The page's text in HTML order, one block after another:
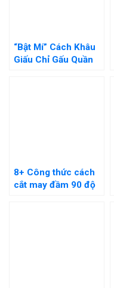
“Bật Mí” Cách Khâu
Giấu Chỉ Gấu Quần
8+ Công thức cách
cắt may đầm 90 độ